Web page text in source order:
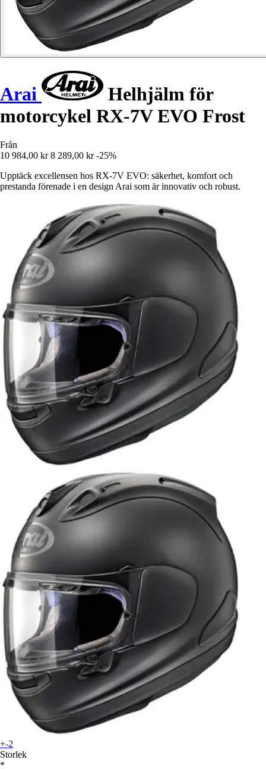
Arai
Helhjälm för
motorcykel RX-7V EVO Frost
Från
10 984,00 kr 8 289,00 kr -25%
Upptäck excellensen hos RX-7V EVO: säkerhet, komfort och
prestanda förenade i en design Arai som är innovativ och robust.
+-2
Storlek
*